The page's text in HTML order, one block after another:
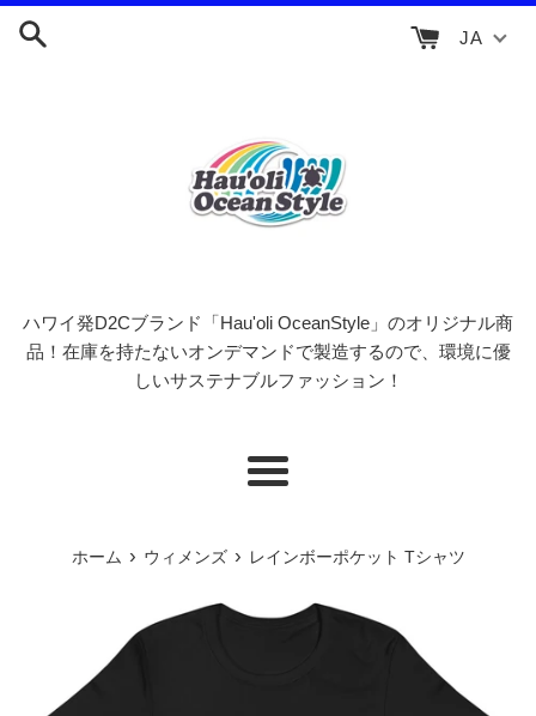
コ
JA
ハワイ発D2Cブランド「Hau'oli OceanStyle」のオリジナル商
品！在庫を持たないオンデマンドで製造するので、環境に優
しいサステナブルファッション！
メ
ー
ホーム › ウィメンズ › レインボーポケット Tシャツ